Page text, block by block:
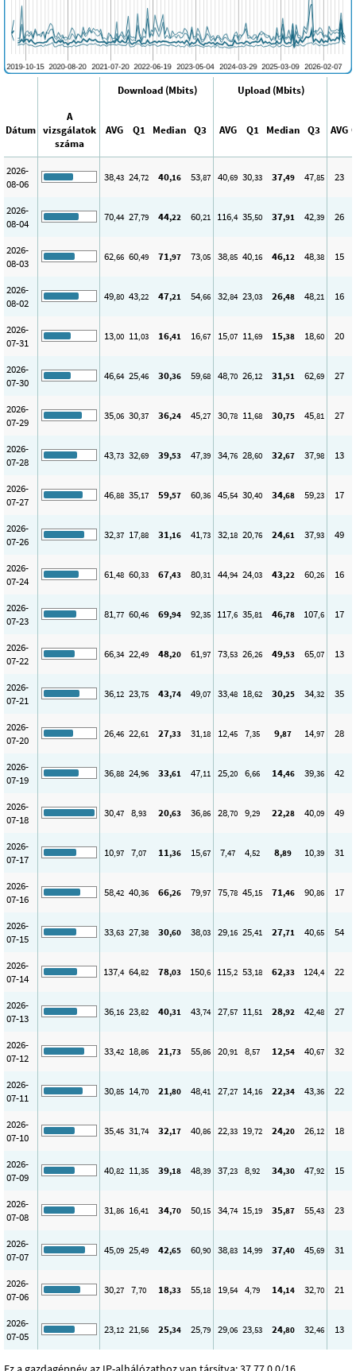
Download (Mbits) Upload (Mbits)
Dátum
A
vizsgálatok
száma
AVG Q1 Median Q3 AVG Q1 Median Q3 AVG
2026-
08-06
38,43 24,72 40,16 53,87 40,69 30,33 37,49 47,85 23
2026-
08-04
70,44 27,79 44,22 60,21 116,4 35,50 37,91 42,39 26
2026-
08-03
62,66 60,49 71,97 73,05 38,85 40,16 46,12 48,38 15
2026-
08-02
49,80 43,22 47,21 54,66 32,84 23,03 26,48 48,21 16
2026-
07-31
13,00 11,03 16,41 16,67 15,07 11,69 15,38 18,60 20
2026-
07-30
46,64 25,46 30,36 59,68 48,70 26,12 31,51 62,69 27
2026-
07-29
35,06 30,37 36,24 45,27 30,78 11,68 30,75 45,81 27
2026-
07-28
43,73 32,69 39,53 47,39 34,76 28,60 32,67 37,98 13
2026-
07-27
46,88 35,17 59,57 60,36 45,54 30,40 34,68 59,23 17
2026-
07-26
32,37 17,88 31,16 41,73 32,18 20,76 24,61 37,93 49
2026-
07-24
61,48 60,33 67,43 80,31 44,94 24,03 43,22 60,26 16
2026-
07-23
81,77 60,46 69,94 92,35 117,6 35,81 46,78 107,6 17
2026-
07-22
66,34 22,49 48,20 61,97 73,53 26,26 49,53 65,07 13
2026-
07-21
36,12 23,75 43,74 49,07 33,48 18,62 30,25 34,32 35
2026-
07-20
26,46 22,61 27,33 31,18 12,45 7,35 9,87 14,97 28
2026-
07-19
36,88 24,96 33,61 47,11 25,20 6,66 14,46 39,36 42
2026-
07-18
30,47 8,93 20,63 36,86 28,70 9,29 22,28 40,09 49
2026-
07-17
10,97 7,07 11,36 15,67 7,47 4,52 8,89 10,39 31
2026-
07-16
58,42 40,36 66,26 79,97 75,78 45,15 71,46 90,86 17
2026-
07-15
33,63 27,38 30,60 38,03 29,16 25,41 27,71 40,65 54
2026-
07-14
137,4 64,82 78,03 150,6 115,2 53,18 62,33 124,4 22
2026-
07-13
36,16 23,82 40,31 43,74 27,57 11,51 28,92 42,48 27
2026-
07-12
33,42 18,86 21,73 55,86 20,91 8,57 12,54 40,67 32
2026-
07-11
30,85 14,70 21,80 48,41 27,27 14,16 22,34 43,36 22
2026-
07-10
35,45 31,74 32,17 40,86 22,33 19,72 24,20 26,12 18
2026-
07-09
40,82 11,35 39,18 48,39 37,23 8,92 34,30 47,92 15
2026-
07-08
31,86 16,41 34,70 50,15 34,74 15,19 35,87 55,43 23
2026-
07-07
45,09 25,49 42,65 60,90 38,83 14,99 37,40 45,69 31
2026-
07-06
30,27 7,70 18,33 55,18 19,54 4,79 14,14 32,70 21
2026-
07-05
23,12 21,56 25,34 25,79 29,06 23,53 24,80 32,46 13